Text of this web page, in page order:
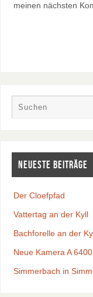
meinen nächsten
Neueste Beiträge
Der Cloefpfad
Vattertag an der Kyll
Bachforelle an der
Neue Kamera A 6400
Simmerbach in